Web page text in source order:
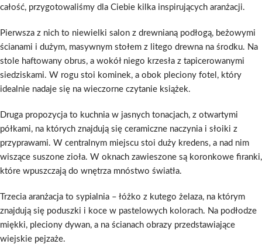
całość, przygotowaliśmy dla Ciebie kilka inspirujących aranżacji.
Pierwsza z nich to niewielki salon z drewnianą podłogą, beżowymi
ścianami i dużym, masywnym stołem z litego drewna na środku. Na
stole haftowany obrus, a wokół niego krzesła z tapicerowanymi
siedziskami. W rogu stoi kominek, a obok pleciony fotel, który
idealnie nadaje się na wieczorne czytanie książek.
Druga propozycja to kuchnia w jasnych tonacjach, z otwartymi
półkami, na których znajdują się ceramiczne naczynia i słoiki z
przyprawami. W centralnym miejscu stoi duży kredens, a nad nim
wiszące suszone zioła. W oknach zawieszone są koronkowe firanki,
które wpuszczają do wnętrza mnóstwo światła.
Trzecia aranżacja to sypialnia – łóżko z kutego żelaza, na którym
znajdują się poduszki i koce w pastelowych kolorach. Na podłodze
miękki, pleciony dywan, a na ścianach obrazy przedstawiające
wiejskie pejzaże.